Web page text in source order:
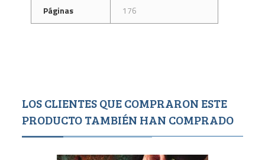
Páginas
176
LOS CLIENTES QUE COMPRARON ESTE
PRODUCTO TAMBIÉN HAN COMPRADO